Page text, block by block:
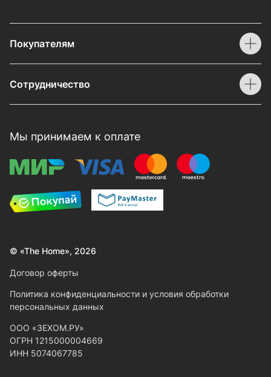
Покупателям
Сотрудничество
Мы принимаем к оплате
© «The Home», 2026
Договор оферты
Политика конфиденциальности и условия обработки
персональных данных
ООО «ЗЕХОМ.РУ»
ОГРН 1215000004669
ИНН 5074067785